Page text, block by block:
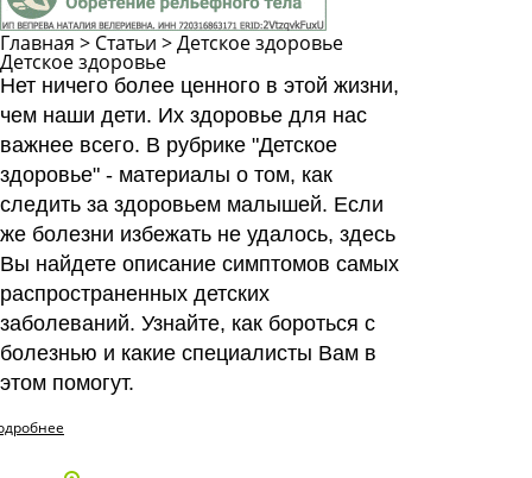
Главная > Статьи >Детское здоровье
Детское здоровье
Нет ничего более ценного в этой жизни,
чем наши дети. Их здоровье для нас
важнее всего. В рубрике "Детское
здоровье" - материалы о том, как
следить за здоровьем малышей. Если
же болезни избежать не удалось, здесь
Вы найдете описание симптомов самых
распространенных детских
заболеваний. Узнайте, как бороться с
болезнью и какие специалисты Вам в
этом помогут.